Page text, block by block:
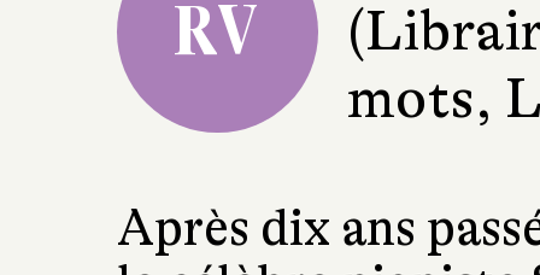
RV
mots,
Après dix ans